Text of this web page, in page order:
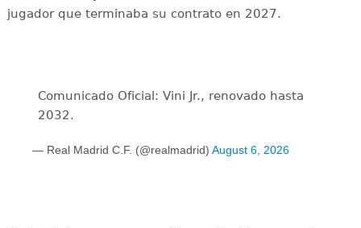
jugador que terminaba su contrato en 2027.
Comunicado Oficial: Vini Jr., renovado hasta
2032.
— Real Madrid C.F. (@realmadrid) August 6, 2026